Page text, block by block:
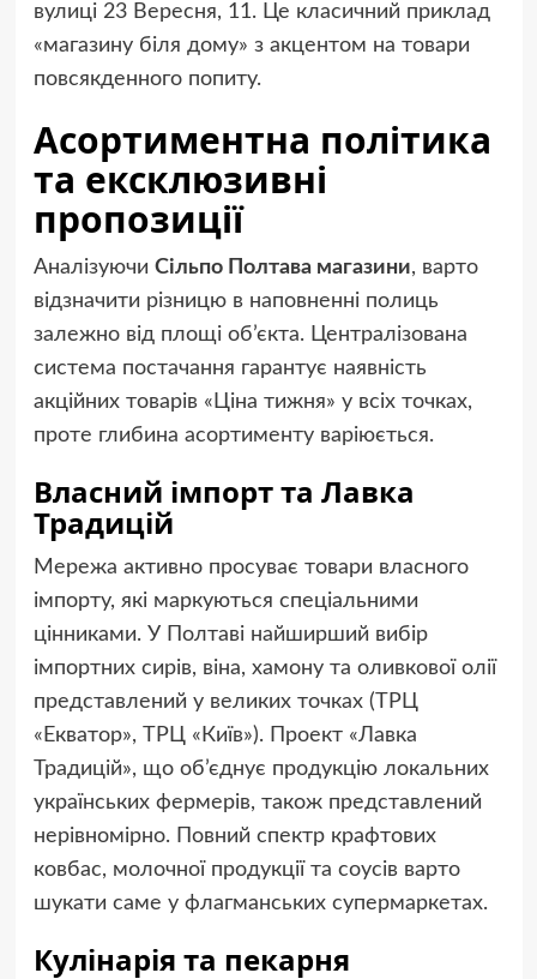
вулиці 23 Вересня, 11. Це класичний приклад
«магазину біля дому» з акцентом на товари
повсякденного попиту.
Асортиментна політика
та ексклюзивні
пропозиції
Аналізуючи Сільпо Полтава магазини, варто
відзначити різницю в наповненні полиць
залежно від площі об’єкта. Централізована
система постачання гарантує наявність
акційних товарів «Ціна тижня» у всіх точках,
проте глибина асортименту варіюється.
Власний імпорт та Лавка
Традицій
Мережа активно просуває товари власного
імпорту, які маркуються спеціальними
цінниками. У Полтаві найширший вибір
імпортних сирів, віна, хамону та оливкової олії
представлений у великих точках (ТРЦ
«Екватор», ТРЦ «Київ»). Проект «Лавка
Традицій», що об’єднує продукцію локальних
українських фермерів, також представлений
нерівномірно. Повний спектр крафтових
ковбас, молочної продукції та соусів варто
шукати саме у флагманських супермаркетах.
Кулінарія та пекарня